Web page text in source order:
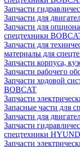
Запчасти
Запчасти для
Запчасти для
спецтехники
Запчасти для
материалы для
Запчасти корпуса,
Запчасти рабочего
Запчасти ходовой
BOBCAT
Запчасти
Запасные части для
Запчасти для
Запчасти
спецтехники
Запчасти